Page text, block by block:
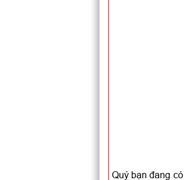
Quý bạn đang